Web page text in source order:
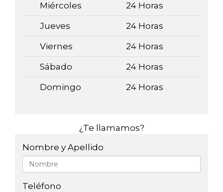
Miércoles 24 Horas
Jueves 24 Horas
Viernes 24 Horas
Sábado 24 Horas
Domingo 24 Horas
¿Te llamamos?
Nombre y Apellido
Teléfono